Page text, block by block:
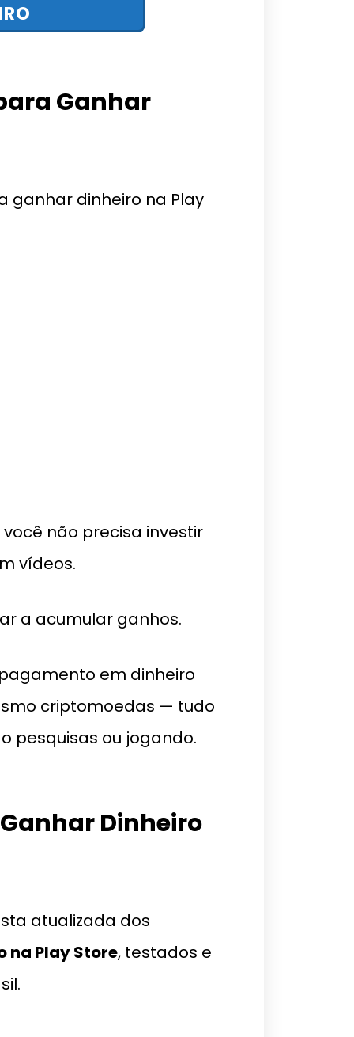
Ganhar
ganhar dinheiro na Play
não precisa investir
vídeos.
a acumular ganhos.
em dinheiro
criptomoedas — tudo
pesquisas ou jogando.
Dinheiro
atualizada dos
Play Store, testados e